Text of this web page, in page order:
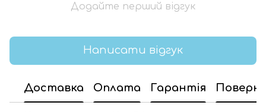
Додайте перший відгук
Написати відгук
Доставка Оплата Гарантія